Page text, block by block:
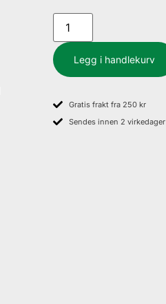
Legg i handlekurv
Gratis frakt fra 250 kr
Sendes innen 2 virkedager